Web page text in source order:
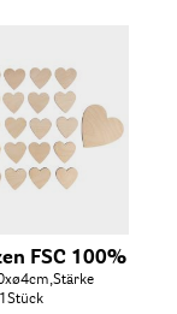
FSC 100%